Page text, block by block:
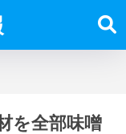
を全部味噌